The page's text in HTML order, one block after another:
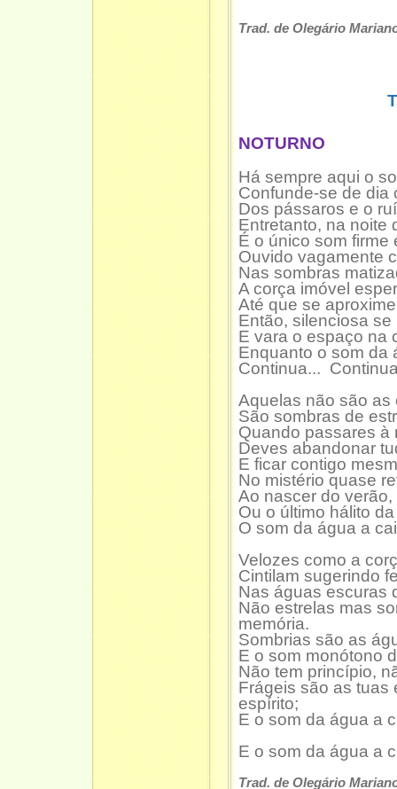
Trad. de Olegário
NOTURNO
Há sempre aqui o
Confunde-se de dia
Dos pássaros e o
Entretanto, na noite
É o único som firme
Ouvido vagamente
Nas sombras
A corça imóvel
Até que se
Então, silenciosa se
E vara o espaço na
Enquanto o som da
Continua...
Aquelas não são as
São sombras de
Quando passares à
Deves abandonar
E ficar contigo
No mistério quase
Ao nascer do
Ou o último hálito
O som da água a
Velozes como a
Cintilam sugerindo
Nas águas escuras
Não estrelas mas
memória.
Sombrias são as
E o som monótono
Não tem princípio,
Frágeis são as tuas
espírito;
E o som da água a
E o som da água a
Trad. de Olegário